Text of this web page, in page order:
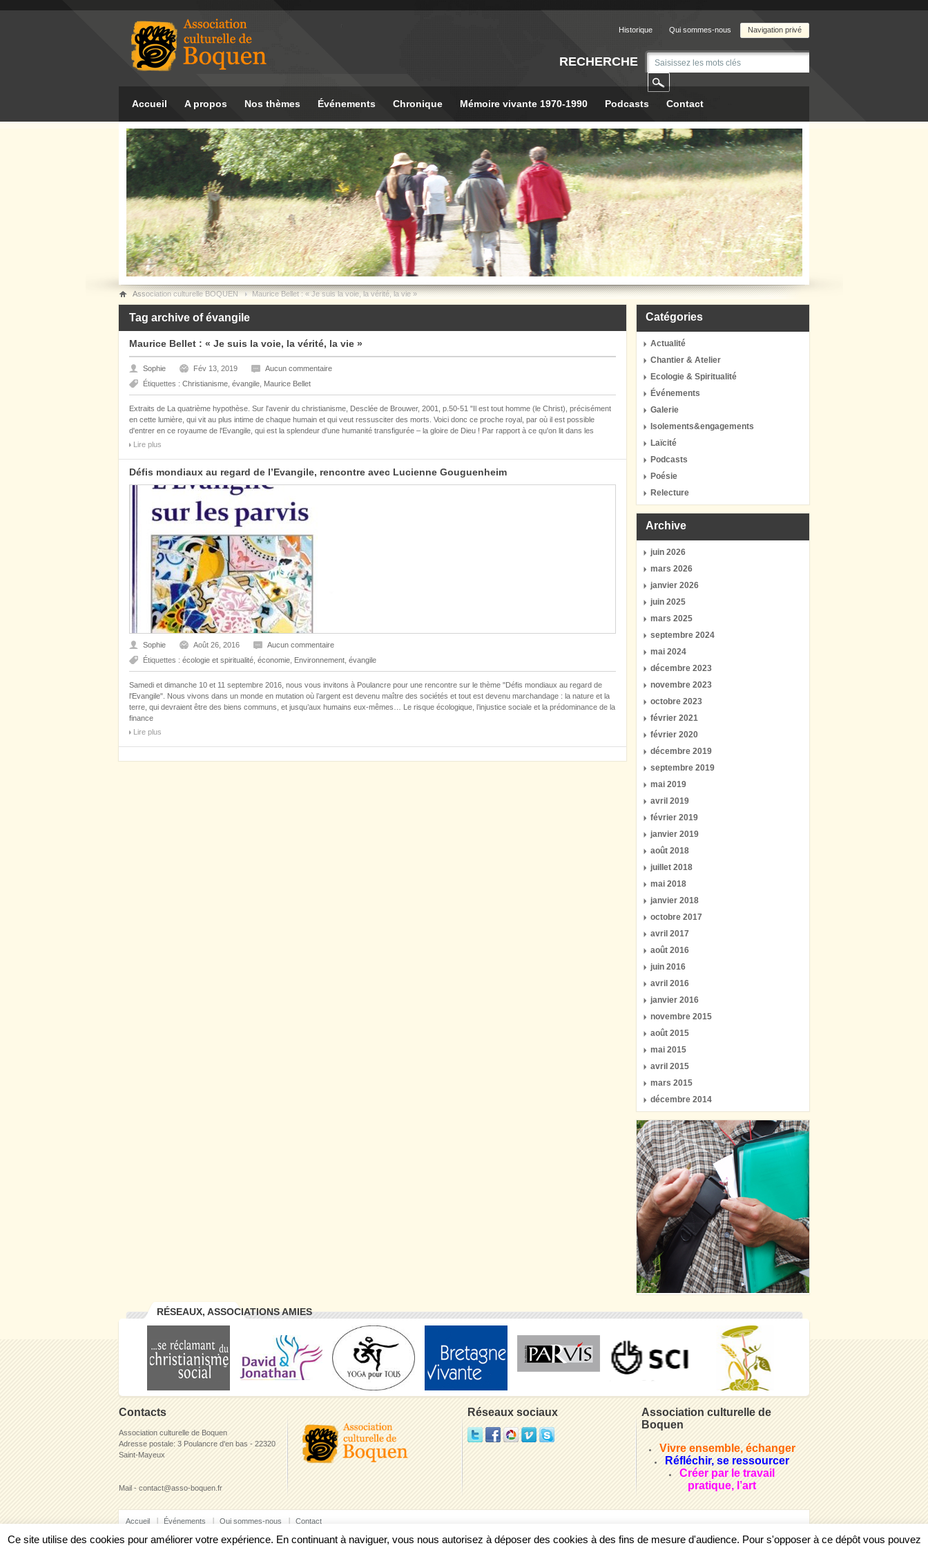
Navigation privé
Historique Qui sommes-nous
RECHERCHE
Accueil A propos Nos thèmes Événements Chronique Mémoire vivante 1970-1990 Podcasts Contact
Association culturelle BOQUEN Maurice Bellet : « Je suis la voie, la vérité, la vie »
Tag archive of évangile
Maurice Bellet : « Je suis la voie, la vérité, la vie »
Sophie Fév 13, 2019
Aucun commentaire
Étiquettes : Christianisme évangile Maurice Bellet
Extraits de La quatrième hypothèse. Sur l'avenir du christianisme, Desclée de Brouwer, 2001, p.50-51 "Il est tout homme (le Christ), précisément
en cette lumière, qui vit au plus intime de chaque humain et qui veut ressusciter des morts. Voici donc ce proche royal, par où il est possible
d'entrer en ce royaume de l'Evangile, qui est la splendeur d'une humanité transfigurée – la gloire de Dieu ! Par rapport à ce qu'on lit dans les
Lire plus
Défis mondiaux au regard de l’Evangile, rencontre avec Lucienne Gouguenheim
Sophie Août 26, 2016
Aucun commentaire
Étiquettes : écologie et spiritualité économie Environnement évangile
Samedi et dimanche 10 et 11 septembre 2016, nous vous invitons à Poulancre pour une rencontre sur le thème "Défis mondiaux au regard de
l'Evangile". Nous vivons dans un monde en mutation où l’argent est devenu maître des sociétés et tout est devenu marchandage : la nature et la
terre, qui devraient être des biens communs, et jusqu’aux humains eux-mêmes… Le risque écologique, l’injustice sociale et la prédominance de la
finance
Lire plus
Catégories
Actualité
Chantier & Atelier
Ecologie & Spiritualité
Événements
Galerie
Isolements&engagements
Laïcité
Podcasts
Poésie
Relecture
Archive
juin 2026
mars 2026
janvier 2026
juin 2025
mars 2025
septembre 2024
mai 2024
décembre 2023
novembre 2023
octobre 2023
février 2021
février 2020
décembre 2019
septembre 2019
mai 2019
avril 2019
février 2019
janvier 2019
août 2018
juillet 2018
mai 2018
janvier 2018
octobre 2017
avril 2017
août 2016
juin 2016
avril 2016
janvier 2016
novembre 2015
août 2015
mai 2015
avril 2015
mars 2015
décembre 2014
RÉSEAUX, ASSOCIATIONS AMIES
Contacts
Association culturelle de Boquen
Adresse postale: 3 Poulancre d'en bas - 22320
Saint-Mayeux
Mail - contact@asso-boquen.fr
Réseaux sociaux
Association culturelle de
Boquen
Vivre ensemble, échanger
Réfléchir, se ressourcer
Créer par le travail
pratique, l’art
Accueil Événements Qui sommes-nous Contact
Ce site utilise des cookies pour améliorer votre expérience. En continuant à naviguer, vous nous autorisez à déposer des cookies à des fins de mesure d'audience. Pour s'opposer à ce dépôt vous pouvez